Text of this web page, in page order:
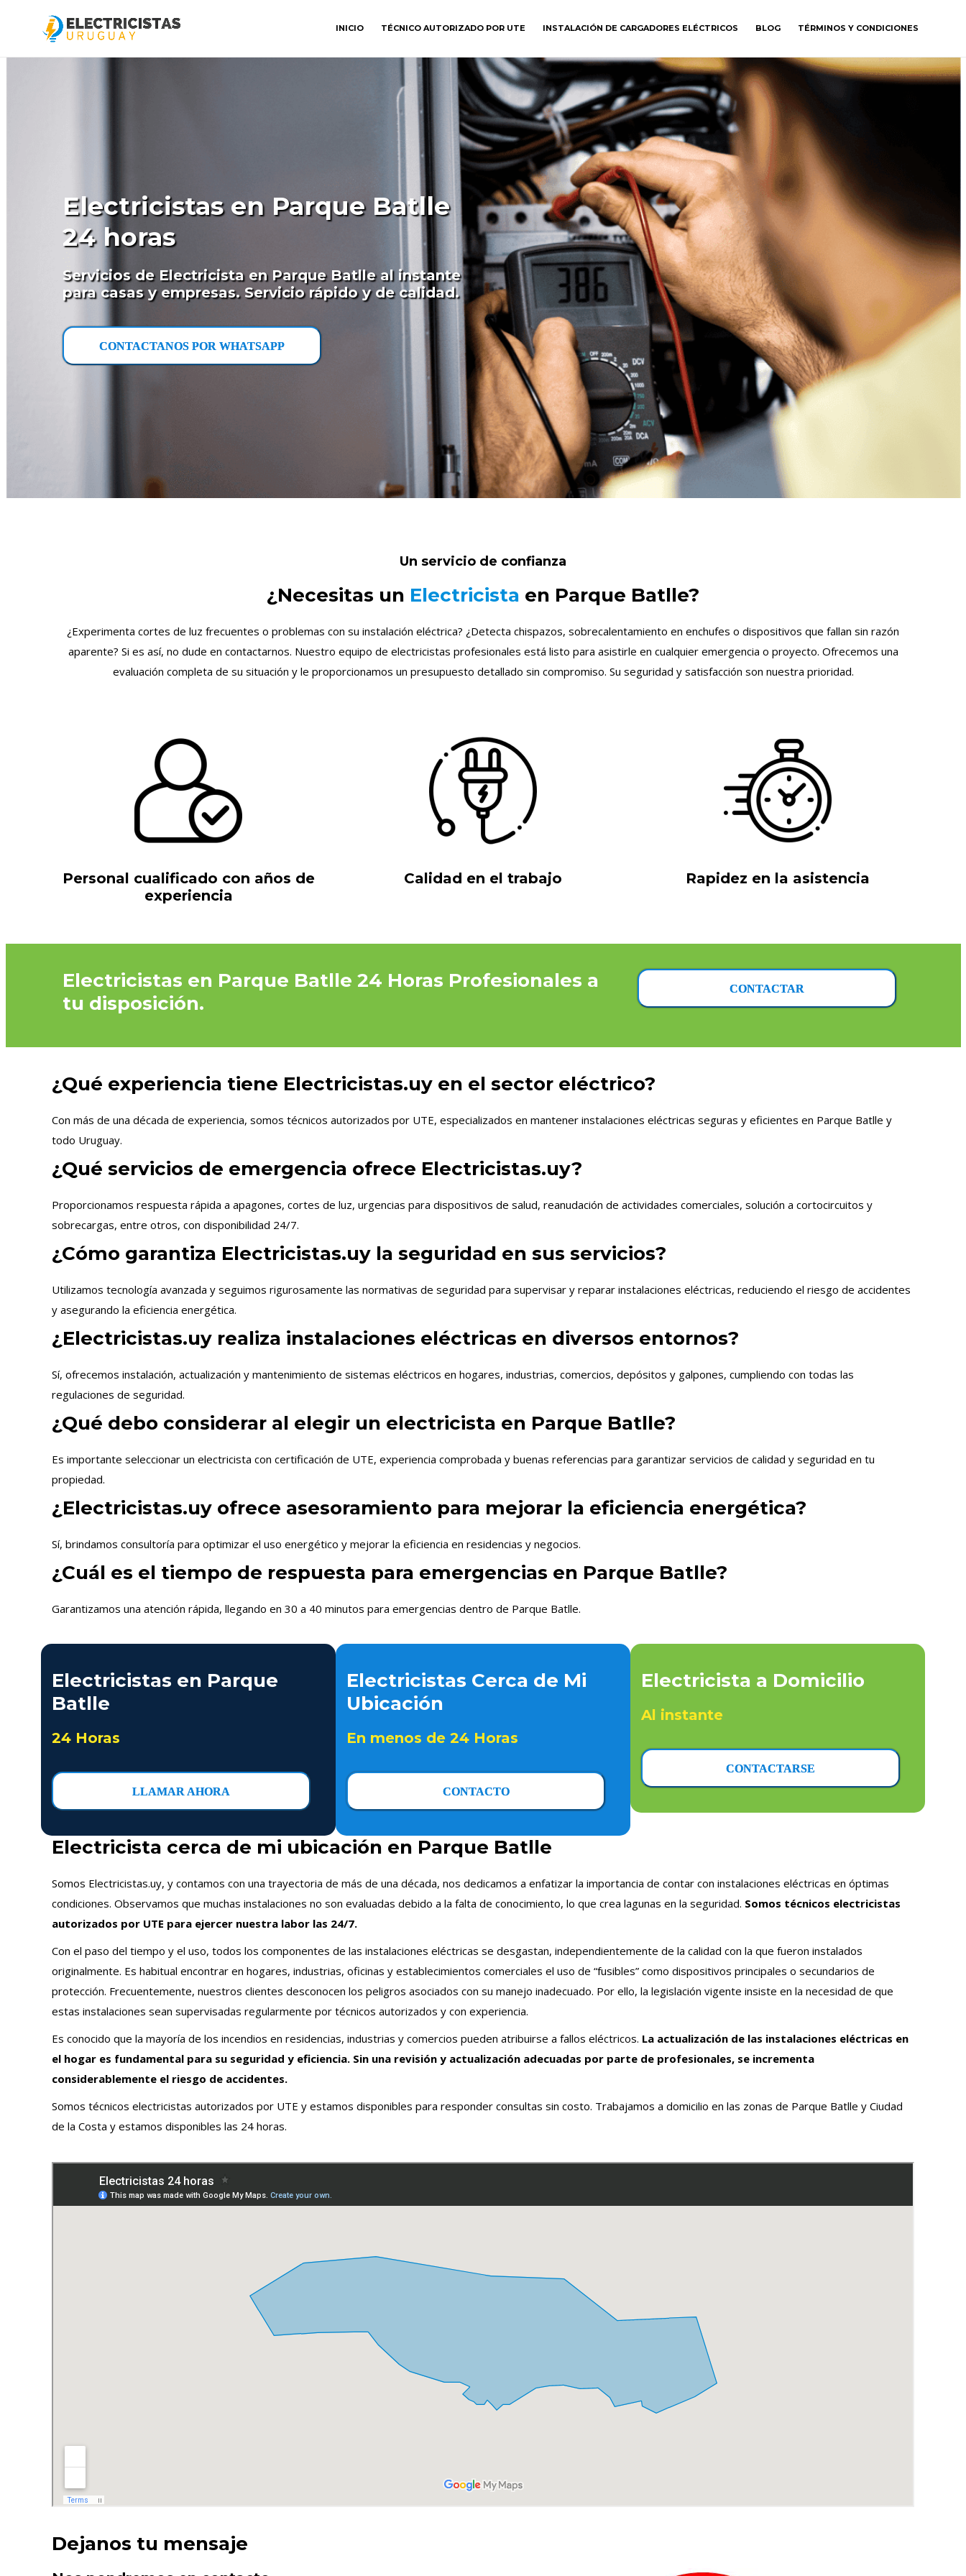
INICIO TÉCNICO AUTORIZADO POR UTE INSTALACIÓN DE CARGADORES ELÉCTRICOS BLOG TÉRMINOS Y CONDICIONES
Electricistas en Parque Batlle
24 horas
Servicios de Electricista en Parque Batlle al instante
para casas y empresas. Servicio rápido y de calidad.
CONTACTANOS POR WHATSAPP
Un servicio de confianza
¿Necesitas un Electricista en Parque Batlle?
¿Experimenta cortes de luz frecuentes o problemas con su instalación eléctrica? ¿Detecta chispazos, sobrecalentamiento en enchufes o dispositivos que fallan sin razón
aparente? Si es así, no dude en contactarnos. Nuestro equipo de electricistas profesionales está listo para asistirle en cualquier emergencia o proyecto. Ofrecemos una
evaluación completa de su situación y le proporcionamos un presupuesto detallado sin compromiso. Su seguridad y satisfacción son nuestra prioridad.
Personal cualificado con años de
experiencia
Calidad en el trabajo Rapidez en la asistencia
Electricistas en Parque Batlle 24 Horas Profesionales a
tu disposición.
CONTACTAR
¿Qué experiencia tiene Electricistas.uy en el sector eléctrico?
Con más de una década de experiencia, somos técnicos autorizados por UTE, especializados en mantener instalaciones eléctricas seguras y eficientes en Parque Batlle y
todo Uruguay.
¿Qué servicios de emergencia ofrece Electricistas.uy?
Proporcionamos respuesta rápida a apagones, cortes de luz, urgencias para dispositivos de salud, reanudación de actividades comerciales, solución a cortocircuitos y
sobrecargas, entre otros, con disponibilidad 24/7.
¿Cómo garantiza Electricistas.uy la seguridad en sus servicios?
Utilizamos tecnología avanzada y seguimos rigurosamente las normativas de seguridad para supervisar y reparar instalaciones eléctricas, reduciendo el riesgo de accidentes
y asegurando la eficiencia energética.
¿Electricistas.uy realiza instalaciones eléctricas en diversos entornos?
Sí, ofrecemos instalación, actualización y mantenimiento de sistemas eléctricos en hogares, industrias, comercios, depósitos y galpones, cumpliendo con todas las
regulaciones de seguridad.
¿Qué debo considerar al elegir un electricista en Parque Batlle?
Es importante seleccionar un electricista con certificación de UTE, experiencia comprobada y buenas referencias para garantizar servicios de calidad y seguridad en tu
propiedad.
¿Electricistas.uy ofrece asesoramiento para mejorar la eficiencia energética?
Sí, brindamos consultoría para optimizar el uso energético y mejorar la eficiencia en residencias y negocios.
¿Cuál es el tiempo de respuesta para emergencias en Parque Batlle?
Garantizamos una atención rápida, llegando en 30 a 40 minutos para emergencias dentro de Parque Batlle.
Electricistas en Parque
Batlle
24 Horas
LLAMAR AHORA
Electricistas Cerca de Mi
Ubicación
En menos de 24 Horas
CONTACTO
Electricista a Domicilio
Al instante
CONTACTARSE
Electricista cerca de mi ubicación en Parque Batlle
Somos Electricistas.uy, y contamos con una trayectoria de más de una década, nos dedicamos a enfatizar la importancia de contar con instalaciones eléctricas en óptimas
condiciones. Observamos que muchas instalaciones no son evaluadas debido a la falta de conocimiento, lo que crea lagunas en la seguridad. Somos técnicos electricistas
autorizados por UTE para ejercer nuestra labor las 24/7.
Con el paso del tiempo y el uso, todos los componentes de las instalaciones eléctricas se desgastan, independientemente de la calidad con la que fueron instalados
originalmente. Es habitual encontrar en hogares, industrias, oficinas y establecimientos comerciales el uso de “fusibles” como dispositivos principales o secundarios de
protección. Frecuentemente, nuestros clientes desconocen los peligros asociados con su manejo inadecuado. Por ello, la legislación vigente insiste en la necesidad de que
estas instalaciones sean supervisadas regularmente por técnicos autorizados y con experiencia.
Es conocido que la mayoría de los incendios en residencias, industrias y comercios pueden atribuirse a fallos eléctricos. La actualización de las instalaciones eléctricas en
el hogar es fundamental para su seguridad y eficiencia. Sin una revisión y actualización adecuadas por parte de profesionales, se incrementa
considerablemente el riesgo de accidentes.
Somos técnicos electricistas autorizados por UTE y estamos disponibles para responder consultas sin costo. Trabajamos a domicilio en las zonas de Parque Batlle y Ciudad
de la Costa y estamos disponibles las 24 horas.
Dejanos tu mensaje